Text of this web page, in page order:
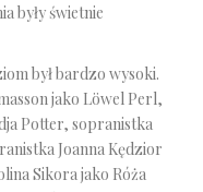
były świetnie
był bardzo wysoki.
jako Löwel Perl,
Potter, sopranistka
Joanna Kędzior
Sikora jako Róża